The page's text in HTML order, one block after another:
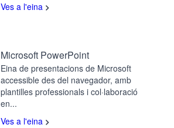
Ves a l'eina
Microsoft PowerPoint
Eina de presentacions de Microsoft
accessible des del navegador, amb
plantilles professionals i col·laboració
en...
Ves a l'eina